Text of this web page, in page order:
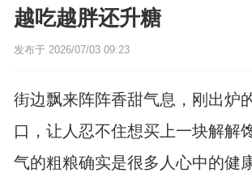
越吃越胖还升糖
发布于 2026/07/03 09:23
街边飘来阵阵香甜气息，刚出炉
口，让人忍不住想买上一块解解
气的粗粮确实是很多人心中的健